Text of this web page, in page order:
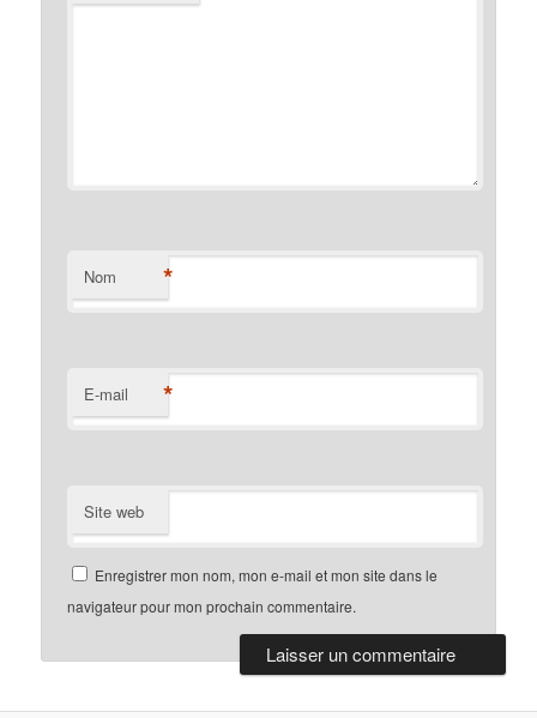
Nom *
E-mail *
Site web
Enregistrer mon nom, mon e-mail et mon site dans le
navigateur pour mon prochain commentaire.